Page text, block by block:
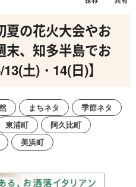
夏の花火大会やお
末、知多半島でお
土)・14(日)】
まちネタ
季節ネタ
東浦町
阿久比町
美浜町